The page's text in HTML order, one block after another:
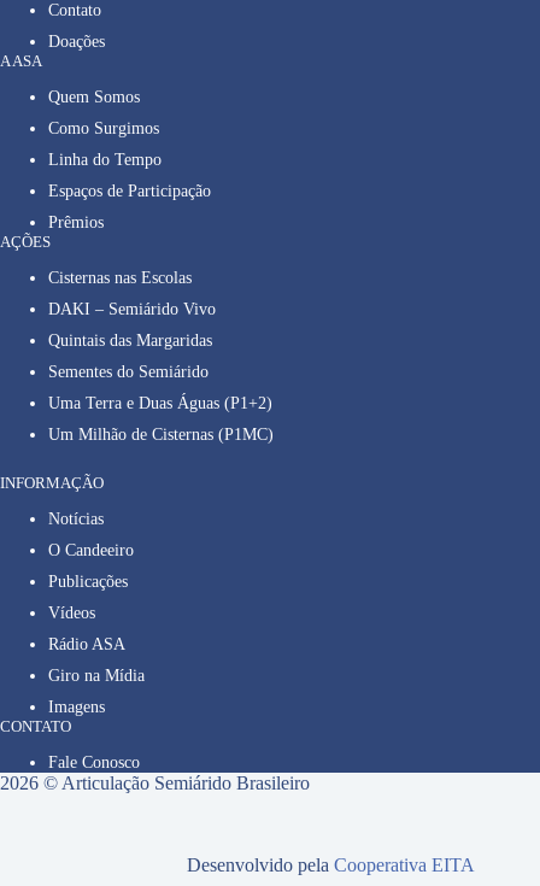
Contato
Doações
A ASA
Quem Somos
Como Surgimos
Linha do Tempo
Espaços de Participação
Prêmios
AÇÕES
Cisternas nas Escolas
DAKI – Semiárido Vivo
Quintais das Margaridas
Sementes do Semiárido
Uma Terra e Duas Águas (P1+2)
Um Milhão de Cisternas (P1MC)
INFORMAÇÃO
Notícias
O Candeeiro
Publicações
Vídeos
Rádio ASA
Giro na Mídia
Imagens
CONTATO
Fale Conosco
2026 © Articulação Semiárido Brasileiro
Desenvolvido pelaCooperativa EITA